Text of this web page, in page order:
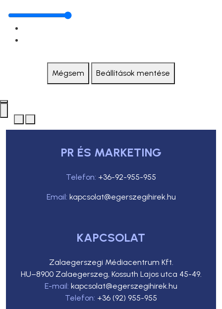
Mégsem Beállítások mentése
PR ÉS MARKETING
Telefon: +36-92-955-955
Email: kapcsolat@egerszegihirek.hu
KAPCSOLAT
Zalaegerszegi Médiacentrum Kft.
HU–8900 Zalaegerszeg, Kossuth Lajos utca 45-49.
E-mail: kapcsolat@egerszegihirek.hu
Telefon: +36 (92) 955-955